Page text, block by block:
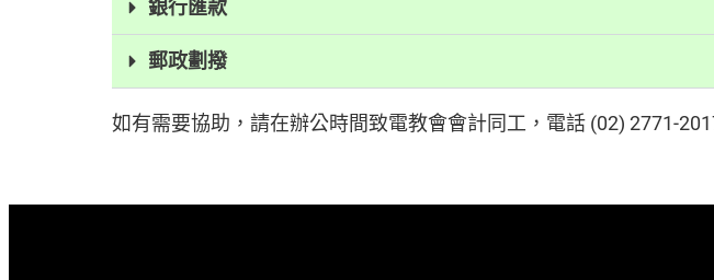
銀行匯款
郵政劃撥
如有需要協助，請在辦公時間致電教會會計同工，電話 (02) 2771-